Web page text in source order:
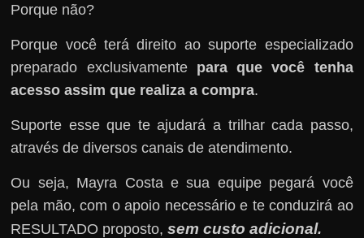
Porque não?
Porque você terá direito ao suporte especializado
preparado exclusivamente para que você tenha
acesso assim que realiza a compra.
Suporte esse que te ajudará a trilhar cada passo,
através de diversos canais de atendimento.
Ou seja, Mayra Costa e sua equipe pegará você
pela mão, com o apoio necessário e te conduzirá ao
RESULTADO proposto,sem custo adicional.